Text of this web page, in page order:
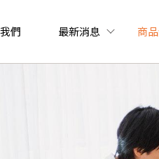
們 最新消息 商